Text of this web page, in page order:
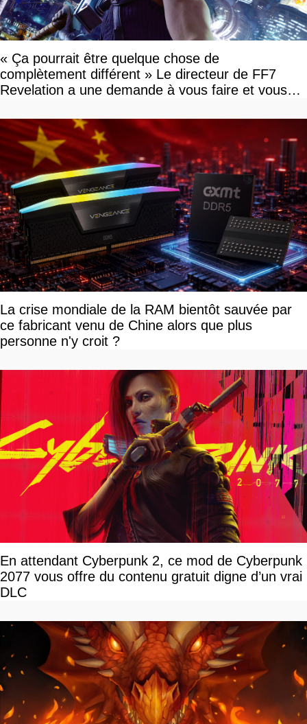
« Ça pourrait être quelque chose de
complètement différent » Le directeur de FF7
Revelation a une demande à vous faire et vous
La crise mondiale de la RAM bientôt sauvée par
ce fabricant venu de Chine alors que plus
personne n'y croit ?
En attendant Cyberpunk 2, ce mod de Cyberpunk
2077 vous offre du contenu gratuit digne d’un vrai
DLC